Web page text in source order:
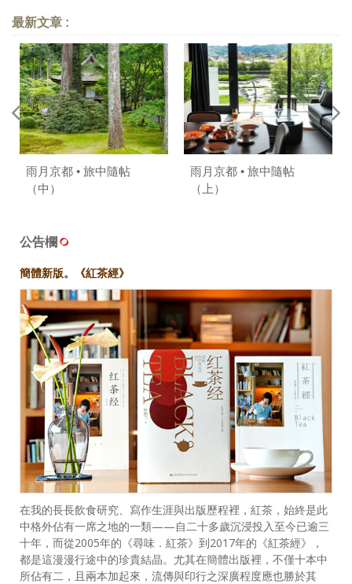
最新文章 :
雨月京都 • 旅中隨帖
（中）
雨月京都 • 旅中隨帖
（上）
公告欄
簡體新版。《紅茶經》
在我的長長飲食研究、寫作生涯與出版歷程裡，紅茶，始終是此
中格外佔有一席之地的一類——自二十多歲沉浸投入至今已逾三
十年，而從2005年的《尋味．紅茶》到2017年的《紅茶經》，
都是這漫漫行途中的珍貴結晶。尤其在簡體出版裡，不僅十本中
所佔有二，且兩本加起來，流傳與印行之深廣程度應也勝於其